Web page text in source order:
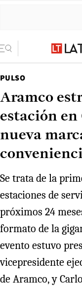
PULSO
Aramco
estación
nueva
Se trata de la
estaciones de
próximos 24
formato de la
evento estuvo
vicepresidente
de Aramco, y